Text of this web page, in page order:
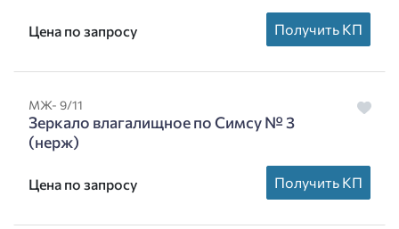
Цена по запросу Получить КП
МЖ- 9/11
Зеркало влагалищное по Симсу № 3
(нерж)
Цена по запросу Получить КП